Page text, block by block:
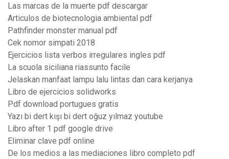
Las marcas de la muerte pdf descargar
Articulos de biotecnologia ambiental pdf
Pathfinder monster manual pdf
Cek nomor simpati 2018
Ejercicios lista verbos irregulares ingles pdf
La scuola siciliana riassunto facile
Jelaskan manfaat lampu lalu lintas dan cara kerjanya
Libro de ejercicios solidworks
Pdf download portugues gratis
Yazı bi dert kışı bi dert oğuz yılmaz youtube
Libro after 1 pdf google drive
Eliminar clave pdf online
De los medios a las mediaciones libro completo pdf